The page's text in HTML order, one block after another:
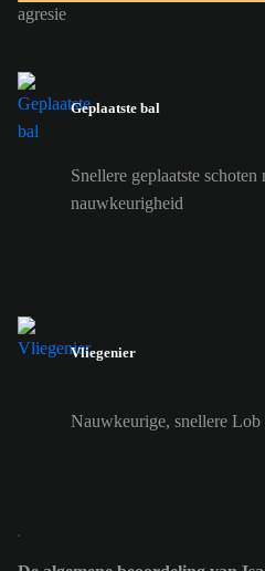
agresie
Geplaatste bal
Snellere geplaatste schoten
nauwkeurigheid
Vliegenier
Nauwkeurige, snellere Lob